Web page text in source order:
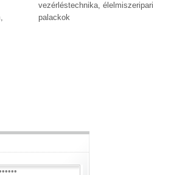
vezérléstechnika, élelmiszeripari
palackok